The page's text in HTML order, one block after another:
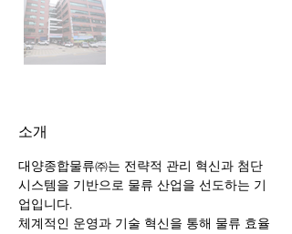
소개
대양종합물류㈜는 전략적 관리 혁신과 첨단
시스템을 기반으로 물류 산업을 선도하는 기
업입니다.
체계적인 운영과 기술 혁신을 통해 물류 효율